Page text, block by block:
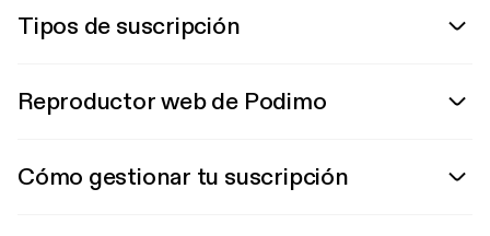
Tipos de suscripción
Reproductor web de Podimo
Cómo gestionar tu suscripción